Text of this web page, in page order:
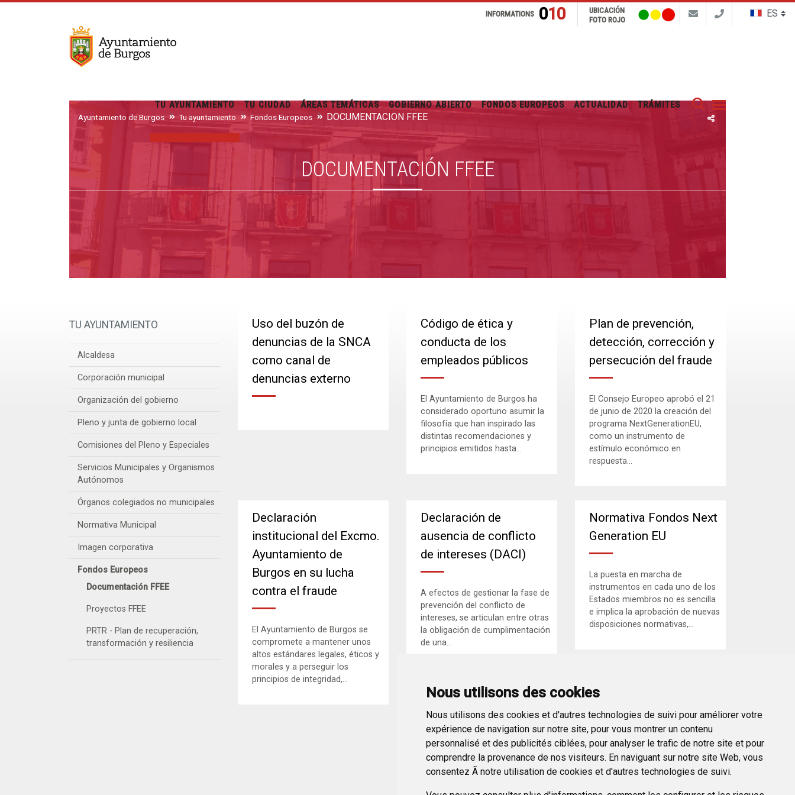
Nous utilisons des cookies
Nous utilisons des cookies et d'autres technologies de suivi pour améliorer votre
expérience de navigation sur notre site, pour vous montrer un contenu
personnalisé et des publicités ciblées, pour analyser le trafic de notre site et pour
comprendre la provenance de nos visiteurs. En naviguant sur notre site Web, vous
consentez Ã notre utilisation de cookies et d'autres technologies de suivi.
Buscar
INFORMATIONS 010
UBICACIÓN
FOTO ROJO
TU AYUNTAMIENTO TU CIUDAD ÁREAS TEMÁTICAS GOBIERNO ABIERTO FONDOS EUROPEOS ACTUALIDAD TRÁMITES
Ayuntamiento de Burgos Tu ayuntamiento Fondos Europeos DOCUMENTACIÓN FFEE
DOCUMENTACIÓN FFEE
TU AYUNTAMIENTO
Alcaldesa
Corporación municipal
Organización del gobierno
Pleno y junta de gobierno local
Comisiones del Pleno y Especiales
Servicios Municipales y Organismos
Autónomos
Órganos colegiados no municipales
Normativa Municipal
Imagen corporativa
Fondos Europeos
Documentación FFEE
Proyectos FFEE
PRTR - Plan de recuperación,
transformación y resiliencia
Uso del buzón de
denuncias de la SNCA
como canal de
denuncias externo
Código de ética y
conducta de los
empleados públicos
El Ayuntamiento de Burgos ha
considerado oportuno asumir la
filosofía que han inspirado las
distintas recomendaciones y
principios emitidos hasta...
Plan de prevención,
detección, corrección y
persecución del fraude
El Consejo Europeo aprobó el 21
de junio de 2020 la creación del
programa NextGenerationEU,
como un instrumento de
estímulo económico en
respuesta...
Declaración
institucional del Excmo.
Ayuntamiento de
Burgos en su lucha
contra el fraude
El Ayuntamiento de Burgos se
compromete a mantener unos
altos estándares legales, éticos y
morales y a perseguir los
principios de integridad,...
Declaración de
ausencia de conflicto
de intereses (DACI)
A efectos de gestionar la fase de
prevención del conflicto de
intereses, se articulan entre otras
la obligación de cumplimentación
de una...
Normativa Fondos Next
Generation EU
La puesta en marcha de
instrumentos en cada uno de los
Estados miembros no es sencilla
e implica la aprobación de nuevas
disposiciones normativas,...